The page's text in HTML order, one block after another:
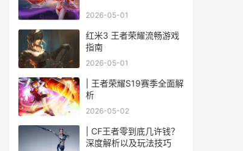
2026-05-01
红米3 王者荣耀流畅游戏
指南
2026-05-01
| 王者荣耀S19赛季全面解
析
2026-05-02
| CF王者零到底几许钱？
深度解析以及玩法技巧